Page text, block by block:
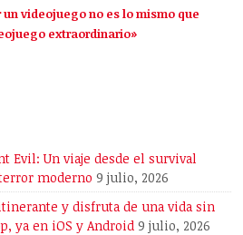
un videojuego no es lo mismo que
extraordinario»
Evil: Un viaje desde el survival
moderno 9 julio, 2026
y disfruta de una vida sin
ya en iOS y Android 9 julio, 2026